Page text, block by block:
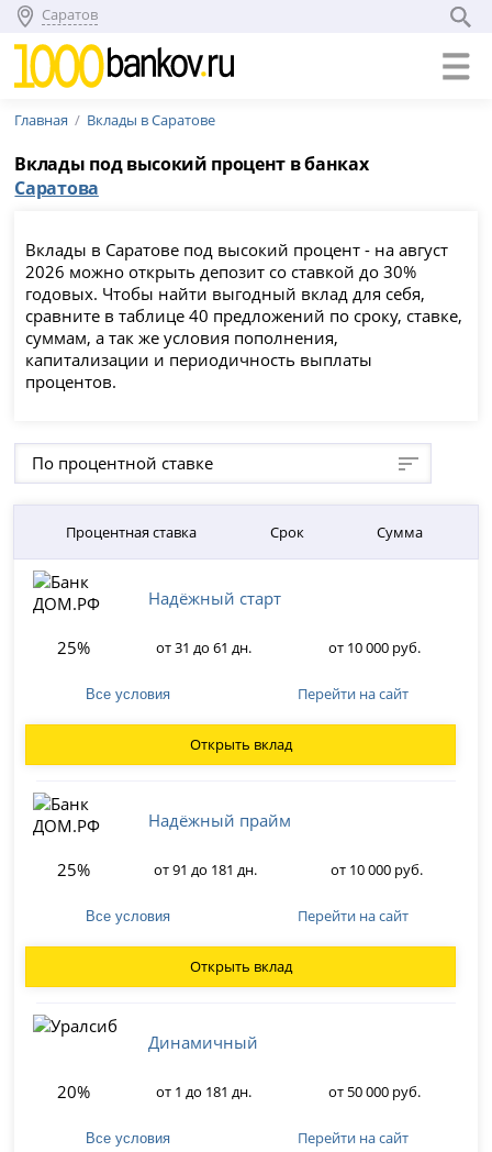
Саратов
Главная Вклады в Саратове
Вклады под высокий процент в банках
Саратова
Вклады в Саратове под высокий процент - на август
2026 можно открыть депозит со ставкой до 30%
годовых. Чтобы найти выгодный вклад для себя,
сравните в таблице 40 предложений по сроку, ставке,
суммам, а так же условия пополнения,
капитализации и периодичность выплаты
процентов.
По процентной ставке
Процентная ставка Срок Сумма
Надёжный старт
25% от 31 до 61 дн. от 10 000 руб.
Все условия Перейти на сайт
Открыть вклад
Надёжный прайм
25% от 91 до 181 дн. от 10 000 руб.
Все условия Перейти на сайт
Открыть вклад
Динамичный
20% от 1 до 181 дн. от 50 000 руб.
Все условия Перейти на сайт